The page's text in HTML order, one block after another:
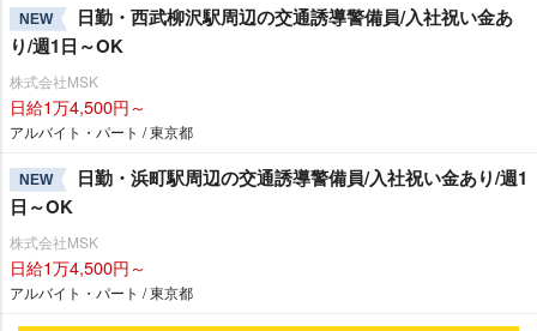
NEW
日勤・西武柳沢駅周辺の交通誘導警備員/入社祝い金あ
り/週1日～OK
株式会社MSK
日給1万4,500円～
アルバイト・パート / 東京都
NEW
日勤・浜町駅周辺の交通誘導警備員/入社祝い金あり/週1
日～OK
株式会社MSK
日給1万4,500円～
アルバイト・パート / 東京都